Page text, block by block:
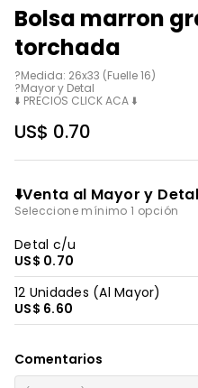
Bolsa marron
torchada
?Medida: 26x33 (Fuelle 16)
?Mayor y Detal
⬇️ PRECIOS CLICK ACA ⬇️
US$ 0.70
⬇️Venta al Mayor y
Seleccione mínimo 1 opción
Detal c/u
US$ 0.70
12 Unidades (Al Mayor)
US$ 6.60
Comentarios